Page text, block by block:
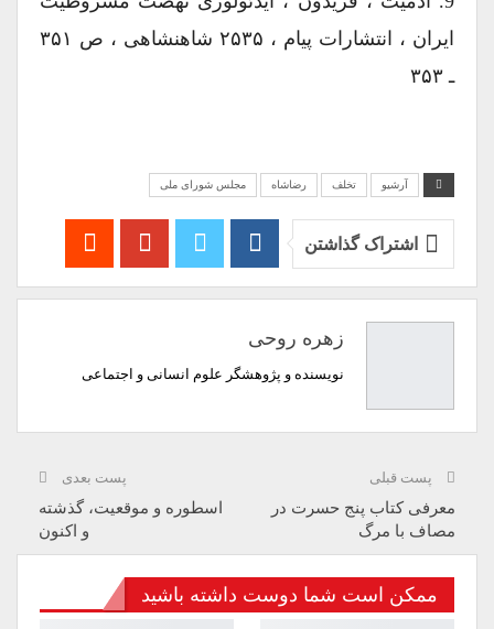
ایران ، انتشارات پیام ، ۲۵۳۵ شاهنشاهی ، ص ۳۵۱
آرشیو تخلف رضاشاه مجلس شورای ملی
اشتراک گذاشتن
زهره روحی
نویسنده و پژوهشگر علوم انسانی و اجتماعی
پست قبلی
معرفی کتاب پنج حسرت در
مصاف با مرگ
پست بعدی
اسطوره و موقعیت، گذشته
و اکنون
ممکن است شما دوست داشته باشید